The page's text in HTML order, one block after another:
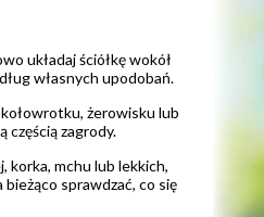
układaj ściółkę wokół
własnych upodobań.
żerowisku lub
częścią zagrody.
korka, mchu lub lekkich,
sprawdzać, co się